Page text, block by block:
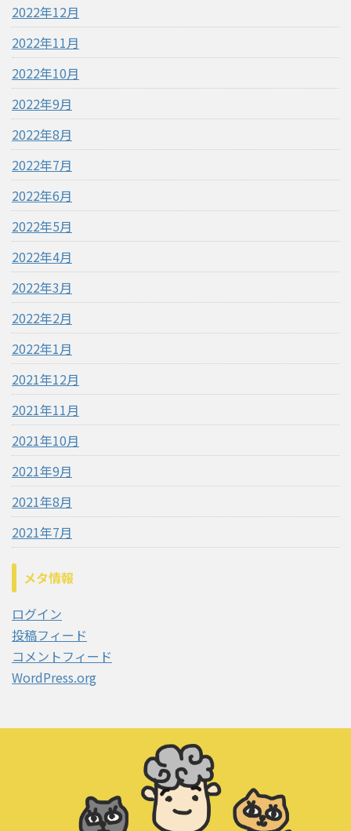
2022年12月
2022年11月
2022年10月
2022年9月
2022年8月
2022年7月
2022年6月
2022年5月
2022年4月
2022年3月
2022年2月
2022年1月
2021年12月
2021年11月
2021年10月
2021年9月
2021年8月
2021年7月
メタ情報
ログイン
投稿フィード
コメントフィード
WordPress.org